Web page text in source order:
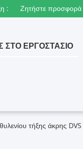
: Ζητήστε προσφορά
ΣΤΟ ΕΡΓΟΣΤΆΣΙΟ
τήξης άκρης